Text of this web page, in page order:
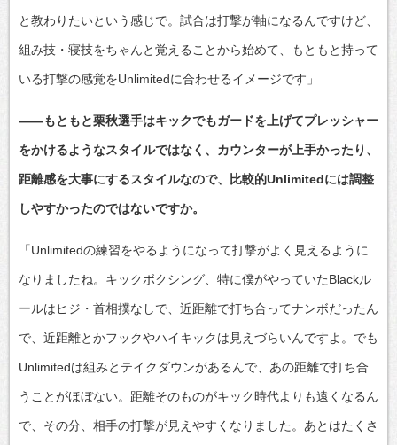
と教わりたいという感じで。試合は打撃が軸になるんですけど、
組み技・寝技をちゃんと覚えることから始めて、もともと持って
いる打撃の感覚をUnlimitedに合わせるイメージです」
――もともと栗秋選手はキックでもガードを上げてプレッシャー
をかけるようなスタイルではなく、カウンターが上手かったり、
距離感を大事にするスタイルなので、比較的Unlimitedには調整
しやすかったのではないですか。
「Unlimitedの練習をやるようになって打撃がよく見えるように
なりましたね。キックボクシング、特に僕がやっていたBlackル
ールはヒジ・首相撲なしで、近距離で打ち合ってナンボだったん
で、近距離とかフックやハイキックは見えづらいんですよ。でも
Unlimitedは組みとテイクダウンがあるんで、あの距離で打ち合
うことがほぼない。距離そのものがキック時代よりも遠くなるん
で、その分、相手の打撃が見えやすくなりました。あとはたくさ